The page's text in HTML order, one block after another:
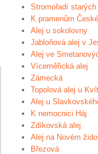
Stromořadí
K pramenům
Alej u sokolovny
Jabloňová alej v
Alej ve
Víceměřická alej
Zámecká
Topolová alej u
Alej u
K nemocnici Háj
Zdíkovská alej
Alej na Novém
Březová